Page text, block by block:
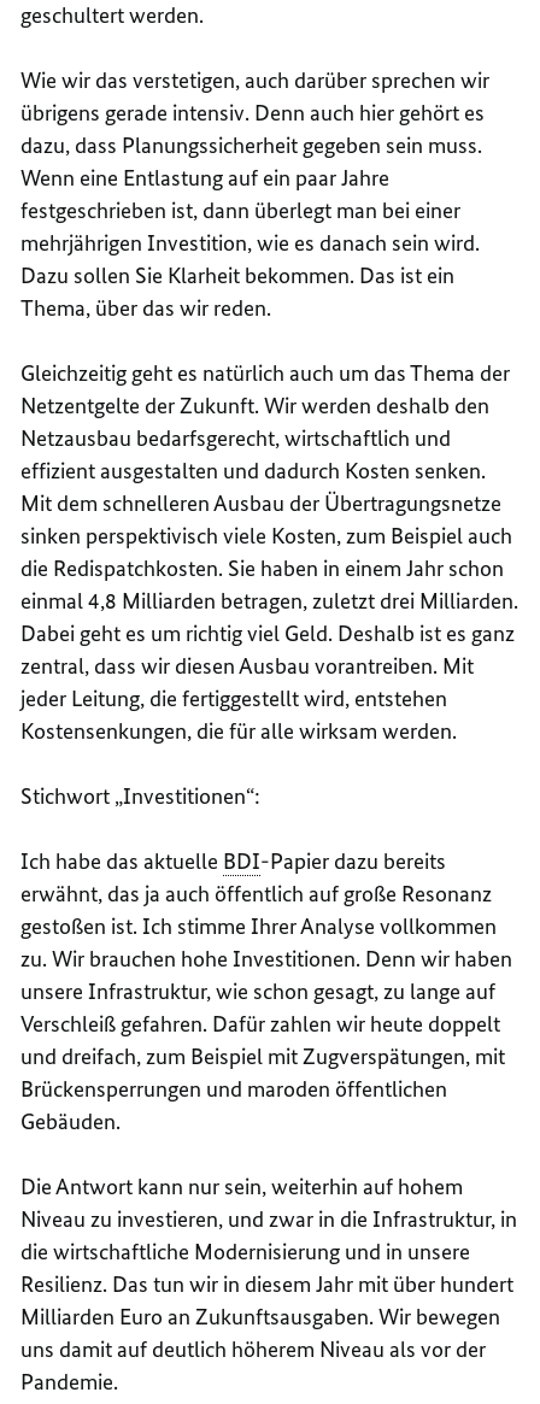
geschultert werden.
Wie wir das verstetigen, auch darüber sprechen wir
übrigens gerade intensiv. Denn auch hier gehört es
dazu, dass Planungssicherheit gegeben sein muss.
Wenn eine Entlastung auf ein paar Jahre
festgeschrieben ist, dann überlegt man bei einer
mehrjährigen Investition, wie es danach sein wird.
Dazu sollen Sie Klarheit bekommen. Das ist ein
Thema, über das wir reden.
Gleichzeitig geht es natürlich auch um das Thema der
Netzentgelte der Zukunft. Wir werden deshalb den
Netzausbau bedarfsgerecht, wirtschaftlich und
effizient ausgestalten und dadurch Kosten senken.
Mit dem schnelleren Ausbau der Übertragungsnetze
sinken perspektivisch viele Kosten, zum Beispiel auch
die Redispatchkosten. Sie haben in einem Jahr schon
einmal 4,8 Milliarden betragen, zuletzt drei Milliarden.
Dabei geht es um richtig viel Geld. Deshalb ist es ganz
zentral, dass wir diesen Ausbau vorantreiben. Mit
jeder Leitung, die fertiggestellt wird, entstehen
Kostensenkungen, die für alle wirksam werden.
Stichwort „Investitionen“:
Ich habe das aktuelle BDI-Papier dazu bereits
erwähnt, das ja auch öffentlich auf große Resonanz
gestoßen ist. Ich stimme Ihrer Analyse vollkommen
zu. Wir brauchen hohe Investitionen. Denn wir haben
unsere Infrastruktur, wie schon gesagt, zu lange auf
Verschleiß gefahren. Dafür zahlen wir heute doppelt
und dreifach, zum Beispiel mit Zugverspätungen, mit
Brückensperrungen und maroden öffentlichen
Gebäuden.
Die Antwort kann nur sein, weiterhin auf hohem
Niveau zu investieren, und zwar in die Infrastruktur, in
die wirtschaftliche Modernisierung und in unsere
Resilienz. Das tun wir in diesem Jahr mit über hundert
Milliarden Euro an Zukunftsausgaben. Wir bewegen
uns damit auf deutlich höherem Niveau als vor der
Pandemie.